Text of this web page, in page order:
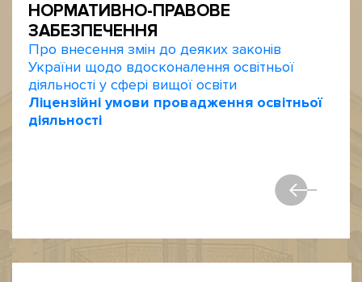
НОРМАТИВНО-ПРАВОВЕ
ЗАБЕЗПЕЧЕННЯ
Про внесення змін до деяких законів
України щодо вдосконалення освітньої
діяльності у сфері вищої освіти
Ліцензійні умови провадження освітньої
діяльності